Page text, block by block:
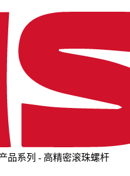
品系列 - 高精密滚珠螺杆